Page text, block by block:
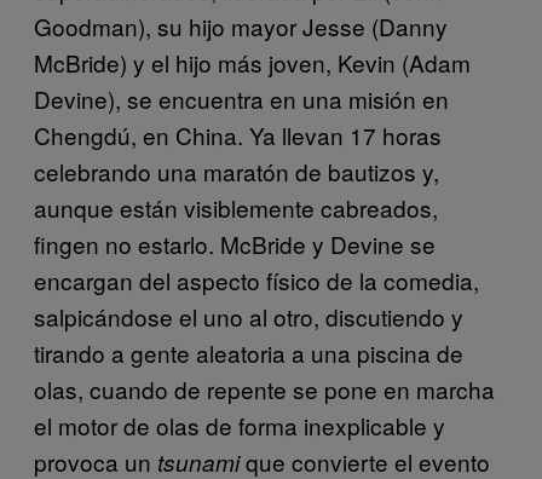
Goodman), su hijo mayor Jesse (Danny
McBride) y el hijo más joven, Kevin (Adam
Devine), se encuentra en una misión en
Chengdú, en China. Ya llevan 17 horas
celebrando una maratón de bautizos y,
aunque están visiblemente cabreados,
fingen no estarlo. McBride y Devine se
encargan del aspecto físico de la comedia,
salpicándose el uno al otro, discutiendo y
tirando a gente aleatoria a una piscina de
olas, cuando de repente se pone en marcha
el motor de olas de forma inexplicable y
provoca un tsunamique convierte el evento